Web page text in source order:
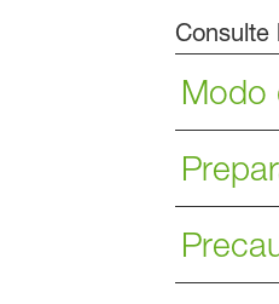
Modo